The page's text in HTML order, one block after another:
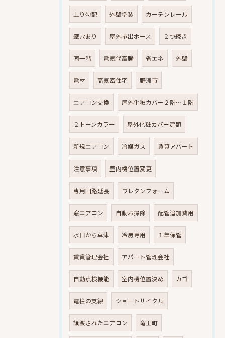
上り勾配 外壁塗装 カーテンレール
壁穴あり 屋外排出ホース ２つ続き
同一階 電気代高騰 省エネ 外壁
電材 高気密住宅 野洲市
エアコン交換 屋外化粧カバー２階～１階
２トーンカラー 屋外化粧カバー定額
新規エアコン 冷媒ガス 賃貸アパート
注意事項 室内機位置変更
専用回路延長 ウレタンフォーム
窓エアコン 自動お掃除 配管追加費用
水口から草津 冷房専用 １年保管
賃貸管理会社 アパート管理会社
自動点検機能 室内機位置決め カゴ
電柱の支線 ショートサイクル
譲渡されたエアコン 竜王町